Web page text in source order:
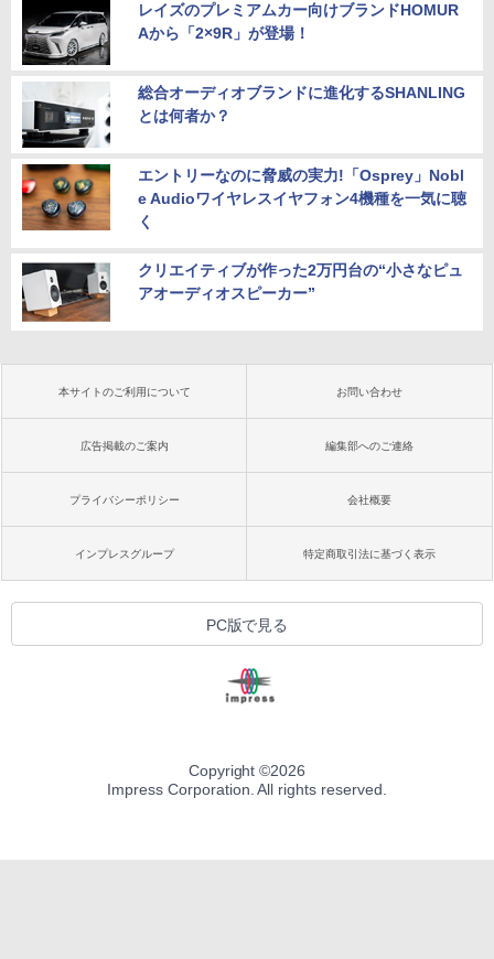
レイズのプレミアムカー向けブランドHOMUR
Aから「2×9R」が登場！
総合オーディオブランドに進化するSHANLING
とは何者か？
エントリーなのに脅威の実力!「Osprey」Nobl
e Audioワイヤレスイヤフォン4機種を一気に聴
く
クリエイティブが作った2万円台の“小さなピュ
アオーディオスピーカー”
本サイトのご利用について お問い合わせ
広告掲載のご案内 編集部へのご連絡
プライバシーポリシー 会社概要
インプレスグループ 特定商取引法に基づく表示
PC版で見る
Copyright ©2026
Impress Corporation. All rights reserved.